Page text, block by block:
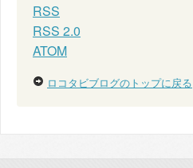
RSS
RSS 2.0
ATOM
ロコタビブログのトップに戻る